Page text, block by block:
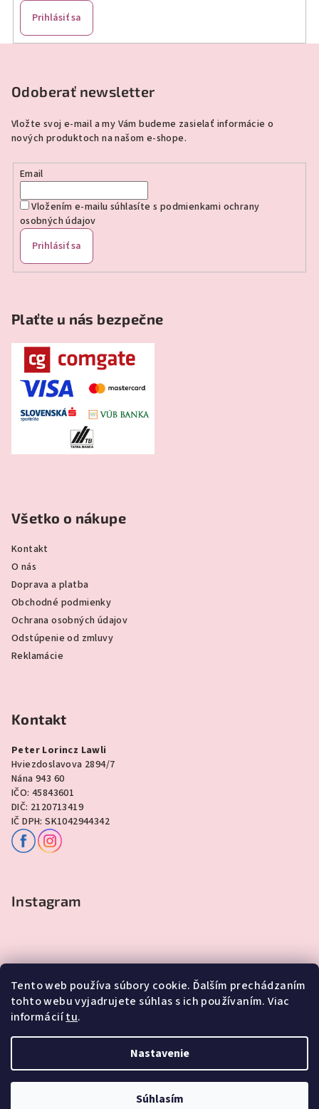
Tento web používa súbory cookie. Ďalším prechádzaním
tohto webu vyjadrujete súhlas s ich používaním. Viac
informáciítu.
Nastavenie
Súhlasím
Prihlásiť sa
Odoberať newsletter
Vložte svoj e-mail a my Vám budeme zasielať informácie o
nových produktoch na našom e-shope.
Email
Vložením e-mailu súhlasíte s podmienkami ochrany
osobných údajov
Prihlásiť sa
Plaťte u nás bezpečne
Všetko o nákupe
Kontakt
O nás
Doprava a platba
Obchodné podmienky
Ochrana osobných údajov
Odstúpenie od zmluvy
Reklamácie
Kontakt
Peter Lorincz Lawli
Hviezdoslavova 2894/7
Nána 943 60
IČO: 45843601
DIČ: 2120713419
IČ DPH: SK1042944342
Instagram
Sledovať na Instagrame